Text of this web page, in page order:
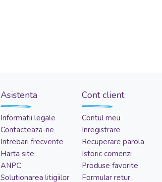
Asistenta
Informatii legale
Contacteaza-ne
Intrebari frecvente
Harta site
ANPC
Solutionarea litigiilor
Cont client
Contul meu
Inregistrare
Recuperare parola
Istoric comenzi
Produse favorite
Formular retur